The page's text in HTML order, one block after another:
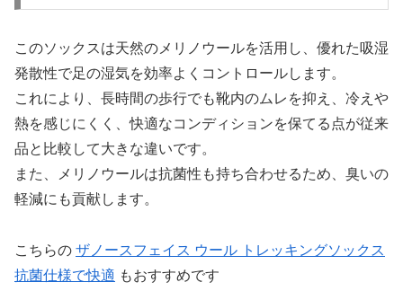
このソックスは天然のメリノウールを活用し、優れた吸湿
発散性で足の湿気を効率よくコントロールします。
これにより、長時間の歩行でも靴内のムレを抑え、冷えや
熱を感じにくく、快適なコンディションを保てる点が従来
品と比較して大きな違いです。
また、メリノウールは抗菌性も持ち合わせるため、臭いの
軽減にも貢献します。
こちらの ザノースフェイス ウール トレッキングソックス
抗菌仕様で快適 もおすすめです